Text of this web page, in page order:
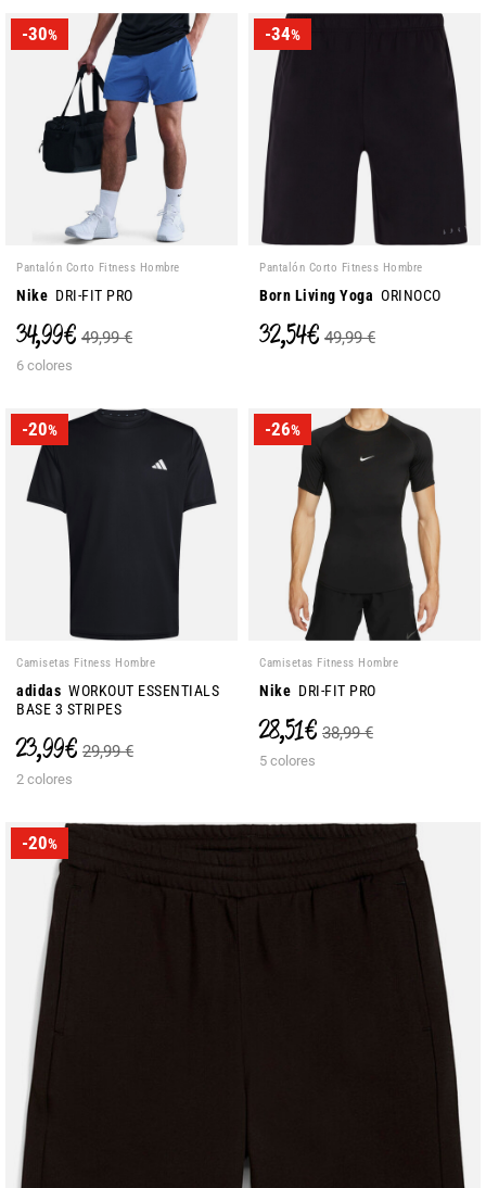
-30%
Pantalón Corto Fitness Hombre
Nike DRI-FIT PRO
34,99 € 49,99 €
6 colores
-34%
Pantalón Corto Fitness Hombre
Born Living Yoga ORINOCO
32,54 € 49,99 €
-20%
Camisetas Fitness Hombre
adidas WORKOUT ESSENTIALS
BASE 3 STRIPES
23,99 € 29,99 €
2 colores
-26%
Camisetas Fitness Hombre
Nike DRI-FIT PRO
28,51 € 38,99 €
5 colores
-20%